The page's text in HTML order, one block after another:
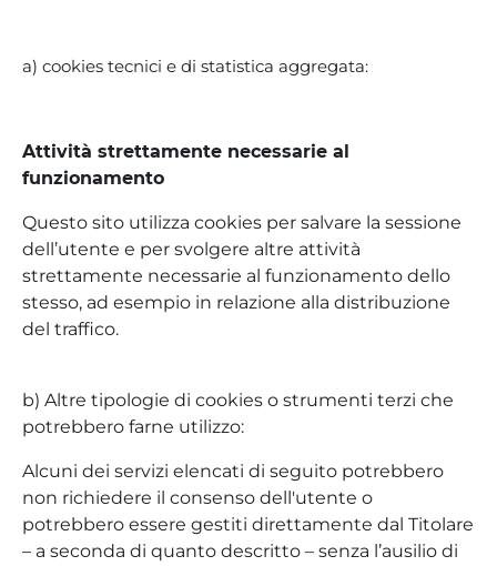
a) cookies tecnici e di statistica aggregata:
Attività strettamente necessarie al
funzionamento
Questo sito utilizza cookies per salvare la sessione
dell’utente e per svolgere altre attività
strettamente necessarie al funzionamento dello
stesso, ad esempio in relazione alla distribuzione
del traffico.
b) Altre tipologie di cookies o strumenti terzi che
potrebbero farne utilizzo:
Alcuni dei servizi elencati di seguito potrebbero
non richiedere il consenso dell'utente o
potrebbero essere gestiti direttamente dal Titolare
– a seconda di quanto descritto – senza l’ausilio di